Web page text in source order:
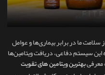
ما در برابر بیماری‌ها و عوامل
سیستم دفاعی، دریافت ویتامین‌ها
بهترین ویتامین های تقویت